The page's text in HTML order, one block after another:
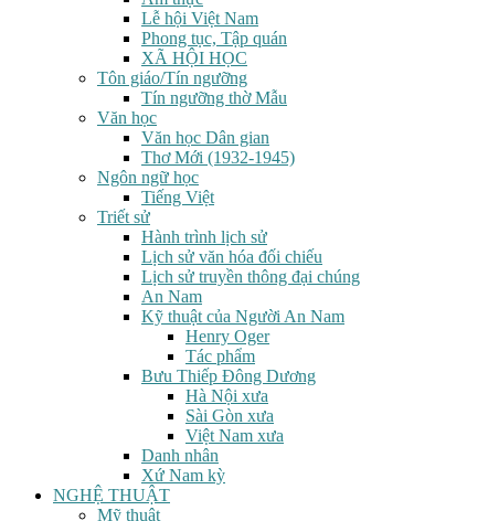
Lễ hội Việt Nam
Phong tục, Tập quán
XÃ HỘI HỌC
Tôn giáo/Tín ngưỡng
Tín ngưỡng thờ Mẫu
Văn học
Văn học Dân gian
Thơ Mới (1932-1945)
Ngôn ngữ học
Tiếng Việt
Triết sử
Hành trình lịch sử
Lịch sử văn hóa đối chiếu
Lịch sử truyền thông đại chúng
An Nam
Kỹ thuật của Người An Nam
Henry Oger
Tác phẩm
Bưu Thiếp Đông Dương
Hà Nội xưa
Sài Gòn xưa
Việt Nam xưa
Danh nhân
Xứ Nam kỳ
NGHỆ THUẬT
Mỹ thuật